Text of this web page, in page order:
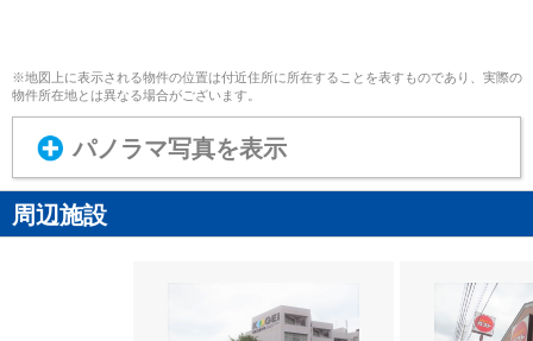
※地図上に表示される物件の位置は付近住所に所在することを表すものであり、実際の
物件所在地とは異なる場合がございます。
パノラマ写真を表示
周辺施設